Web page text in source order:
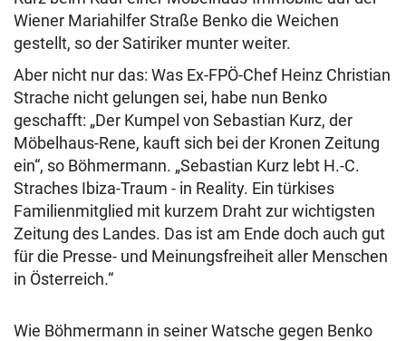
Wiener Mariahilfer Straße Benko die Weichen
gestellt, so der Satiriker munter weiter.
Aber nicht nur das: Was Ex-FPÖ-Chef Heinz Christian
Strache nicht gelungen sei, habe nun Benko
geschafft: „Der Kumpel von Sebastian Kurz, der
Möbelhaus-Rene, kauft sich bei der Kronen Zeitung
ein“, so Böhmermann. „Sebastian Kurz lebt H.-C.
Straches Ibiza-Traum - in Reality. Ein türkises
Familienmitglied mit kurzem Draht zur wichtigsten
Zeitung des Landes. Das ist am Ende doch auch gut
für die Presse- und Meinungsfreiheit aller Menschen
in Österreich.“
Wie Böhmermann in seiner Watsche gegen Benko